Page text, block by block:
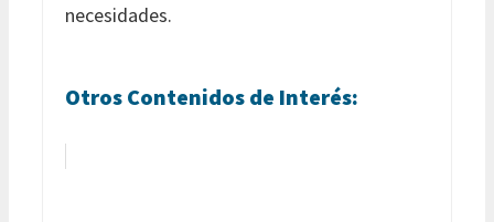
necesidades.
Otros Contenidos de Interés: